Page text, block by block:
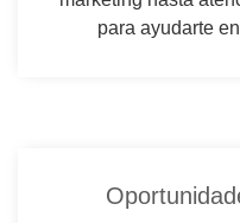
para ayudarte